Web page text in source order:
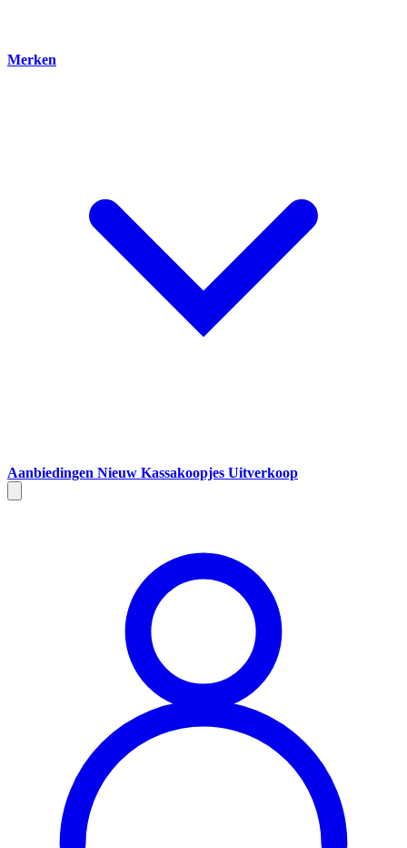
Merken
Aanbiedingen Nieuw Kassakoopjes Uitverkoop